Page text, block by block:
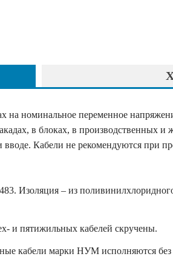
на номинальное переменное
в блоках, в производственных
Кабели не рекомендуются при
Изоляция – из
и пятижильных кабелей скручены.
кабели марки НУМ исполняются